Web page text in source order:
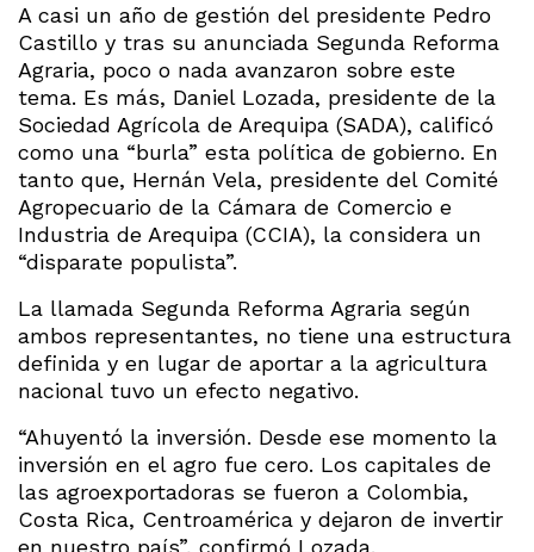
A casi un año de gestión del presidente Pedro
Castillo y tras su anunciada Segunda Reforma
Agraria, poco o nada avanzaron sobre este
tema. Es más, Daniel Lozada, presidente de la
Sociedad Agrícola de Arequipa (SADA), calificó
como una “burla” esta política de gobierno. En
tanto que, Hernán Vela, presidente del Comité
Agropecuario de la Cámara de Comercio e
Industria de Arequipa (CCIA), la considera un
“disparate populista”.
La llamada Segunda Reforma Agraria según
ambos representantes, no tiene una estructura
definida y en lugar de aportar a la agricultura
nacional tuvo un efecto negativo.
“Ahuyentó la inversión. Desde ese momento la
inversión en el agro fue cero. Los capitales de
las agroexportadoras se fueron a Colombia,
Costa Rica, Centroamérica y dejaron de invertir
en nuestro país”, confirmó Lozada.